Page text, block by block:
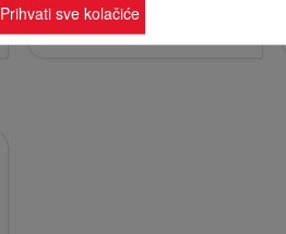
Prihvati sve kolačiće